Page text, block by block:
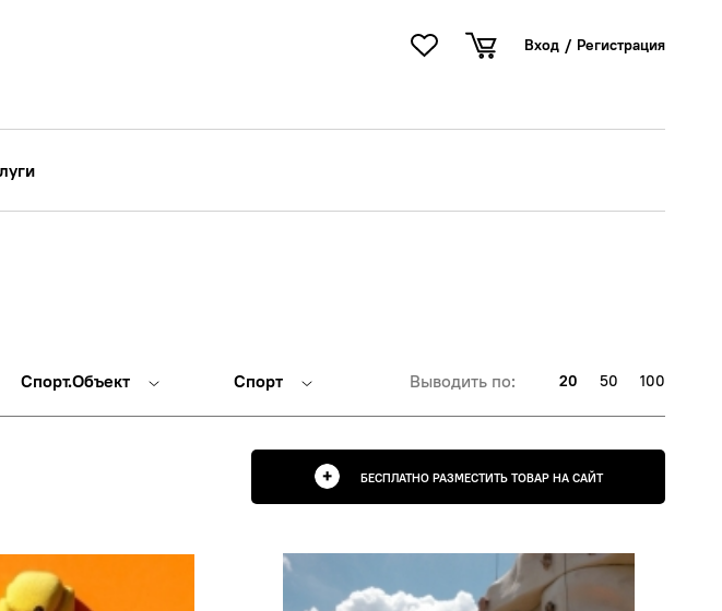
Вход / Регистрация
БЕСПЛАТНО РАЗМЕСТИТЬ ТОВАР НА САЙТ
Спорт.Объект Спорт Выводить по: 20 50 100